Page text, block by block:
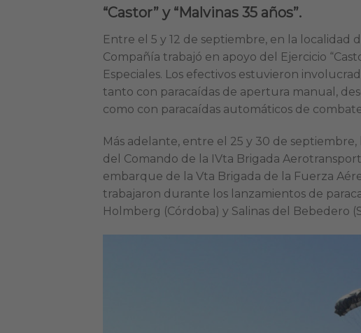
“Castor” y “Malvinas 35 años”.
Entre el 5 y 12 de septiembre, en la localidad
Compañía trabajó en apoyo del Ejercicio
Especiales. Los efectivos estuvieron
tanto con paracaídas de apertura manual,
como con paracaídas automáticos de
Más adelante, entre el 25 y 30 de septiembre,
del Comando de la IVta Brigada
embarque de la Vta Brigada de la Fuerza
trabajaron durante los lanzamientos de
Holmberg (Córdoba) y Salinas del Bebedero